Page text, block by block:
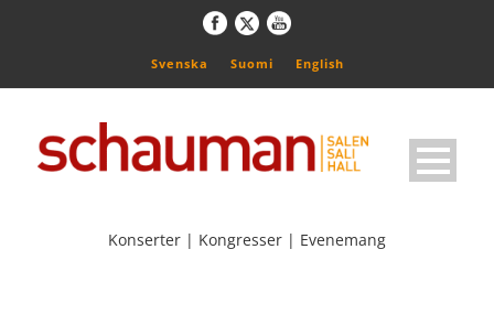
Svenska Suomi English
Konserter | Kongresser | Evenemang